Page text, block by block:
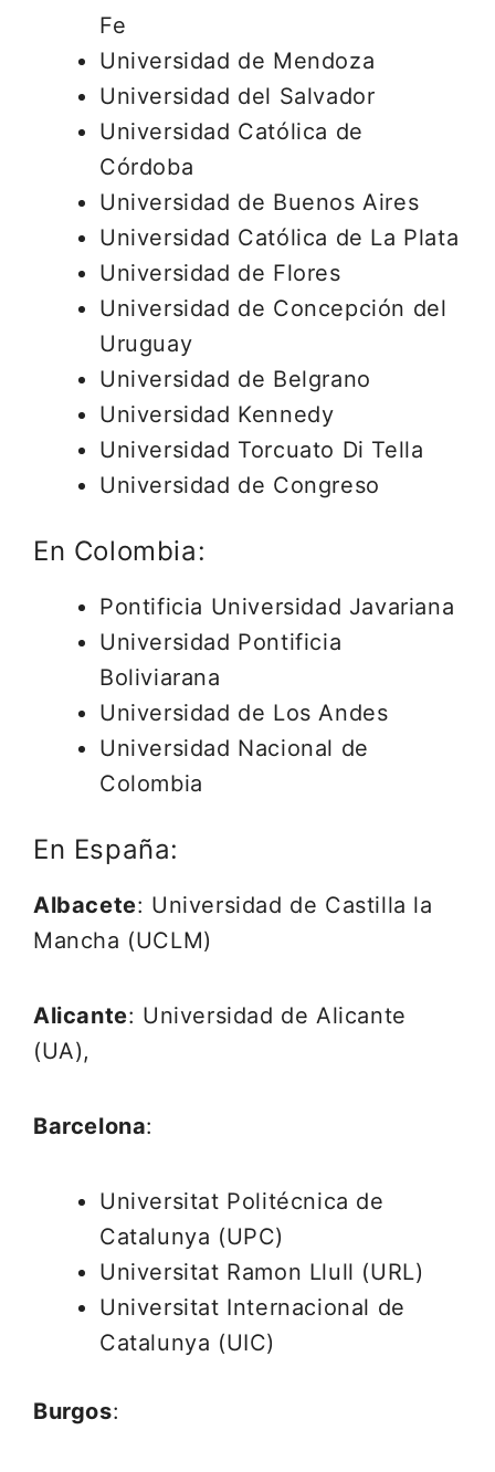
Fe
Universidad de Mendoza
Universidad del Salvador
Universidad Católica de
Córdoba
Universidad de Buenos Aires
Universidad Católica de La Plata
Universidad de Flores
Universidad de Concepción del
Uruguay
Universidad de Belgrano
Universidad Kennedy
Universidad Torcuato Di Tella
Universidad de Congreso
En Colombia:
Pontificia Universidad Javariana
Universidad Pontificia
Boliviarana
Universidad de Los Andes
Universidad Nacional de
Colombia
En España:
Albacete: Universidad de Castilla la
Mancha (UCLM)
Alicante: Universidad de Alicante
(UA),
Barcelona:
Universitat Politécnica de
Catalunya (UPC)
Universitat Ramon Llull (URL)
Universitat Internacional de
Catalunya (UIC)
Burgos: